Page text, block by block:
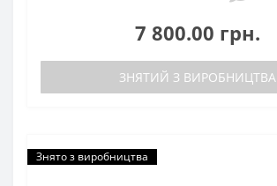
7 800.00 грн.
ЗНЯТИЙ З ВИРОБНИЦТВА
Знято з виробництва